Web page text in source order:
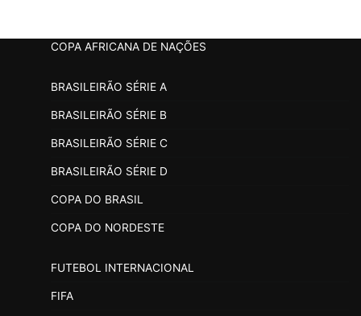
COPA AFRICANA DE NAÇÕES
BRASILEIRÃO SÉRIE A
BRASILEIRÃO SÉRIE B
BRASILEIRÃO SÉRIE C
BRASILEIRÃO SÉRIE D
COPA DO BRASIL
COPA DO NORDESTE
FUTEBOL INTERNACIONAL
FIFA